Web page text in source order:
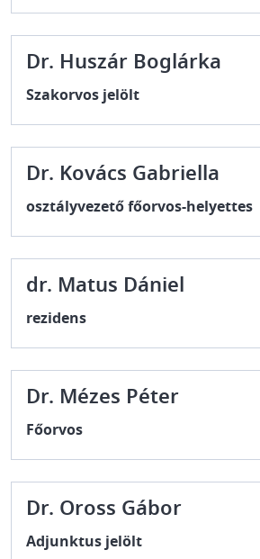
Dr. Huszár Boglárka
Szakorvos jelölt
Dr. Kovács Gabriella
osztályvezető főorvos-helyettes
dr. Matus Dániel
rezidens
Dr. Mézes Péter
Főorvos
Dr. Oross Gábor
Adjunktus jelölt